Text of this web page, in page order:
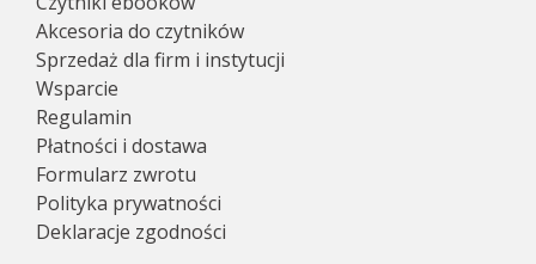
Akcesoria do czytników
Sprzedaż dla firm i instytucji
Wsparcie
Regulamin
Płatności i dostawa
Formularz zwrotu
Polityka prywatności
Deklaracje zgodności